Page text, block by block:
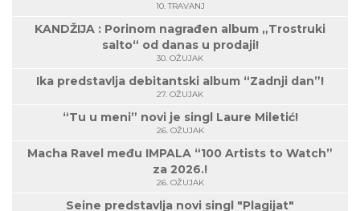
10. TRAVANJ
KANDŽIJA : Porinom nagrađen album „Trostruki
salto“ od danas u prodaji!
30. OŽUJAK
Ika predstavlja debitantski album “Zadnji dan”!
27. OŽUJAK
“Tu u meni” novi je singl Laure Miletić!
26. OŽUJAK
Macha Ravel među IMPALA “100 Artists to Watch”
za 2026.!
26. OŽUJAK
Seine predstavlja novi singl "Plagijat"